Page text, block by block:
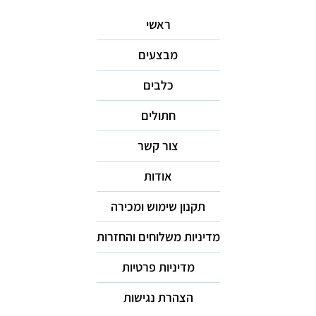
ראשי
מבצעים
כלבים
חתולים
צור קשר
אודות
תקנון שימוש ומכירה
מדיניות משלוחים והחזרות
מדיניות פרטיות
הצהרת נגישות